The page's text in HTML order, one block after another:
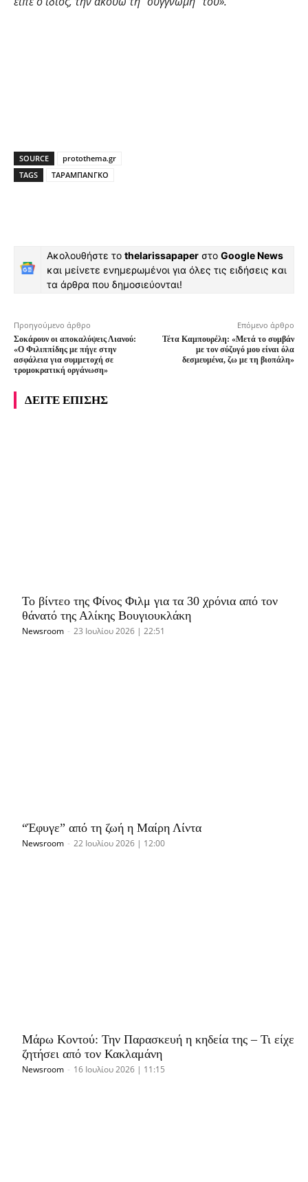
SOURCE
protothema.gr
TAGS
ΤΑΡΑΜΠΑΝΓΚΟ
Ακολουθήστε το thelarissapaper στο Google News
και μείνετε ενημερωμένοι για όλες τις ειδήσεις και
τα άρθρα που δημοσιεύονται!
Προηγούμενο άρθρο
Σοκάρουν οι αποκαλύψεις Λιανού:
«Ο Φιλιππίδης με πήγε στην
ασφάλεια για συμμετοχή σε
τρομοκρατική οργάνωση»
Επόμενο άρθρο
Τέτα Καμπουρέλη: «Μετά το συμβάν
με τον σύζυγό μου είναι όλα
δεσμευμένα, ζω με τη βιοπάλη»
ΔΕΙΤΕ ΕΠΙΣΗΣ
To βίντεο της Φίνος Φιλμ για τα 30 χρόνια από τον
θάνατό της Αλίκης Βουγιουκλάκη
Newsroom - 23 Ιουλίου 2026 | 22:51
“Έφυγε” από τη ζωή η Μαίρη Λίντα
Newsroom - 22 Ιουλίου 2026 | 12:00
Μάρω Κοντού: Την Παρασκευή η κηδεία της – Τι είχε
ζητήσει από τον Κακλαμάνη
Newsroom - 16 Ιουλίου 2026 | 11:15